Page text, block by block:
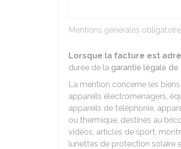
Mentions générales
Lorsque la facture est
durée de la garantie légale
La mention concerne les
appareils électroménagers,
appareils de téléphonie,
ou thermique, destinés au
vidéos, articles de sport,
lunettes de protection solaire